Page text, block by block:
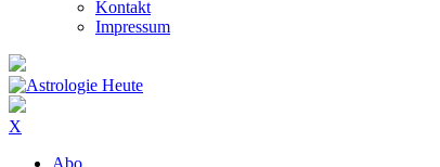
Kontakt
Impressum
X
Abo